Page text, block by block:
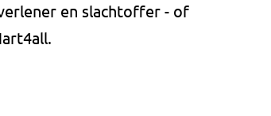
en slachtoffer - of